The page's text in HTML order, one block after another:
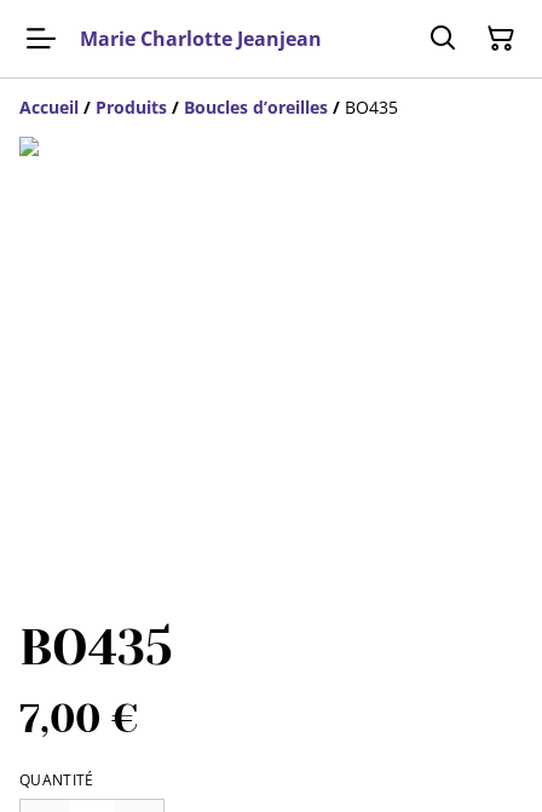
Marie Charlotte Jeanjean
Accueil / Produits / Boucles d’oreilles / BO435
BO435
7,00 €
QUANTITÉ